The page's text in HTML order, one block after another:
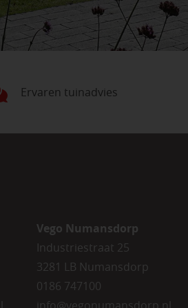
Ervaren tuinadvies
Vego Numansdorp
Industriestraat 25
3281 LB Numansdorp
0186 747100